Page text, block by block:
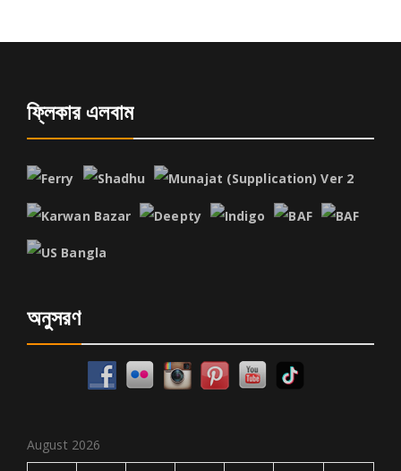
ফ্লিকার এলবাম
অনুসরণ
August 2026